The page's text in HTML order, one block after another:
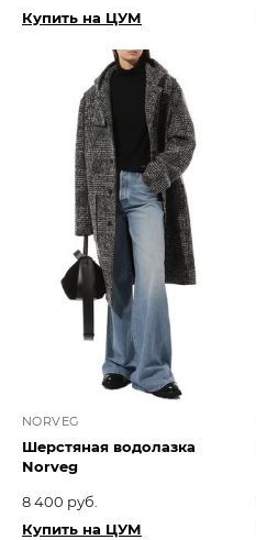
Купить на ЦУМ
NORVEG
Шерстяная водолазка
Norveg
8 400 руб.
Купить на ЦУМ